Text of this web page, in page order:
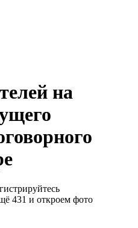
на
431 и откроем фото